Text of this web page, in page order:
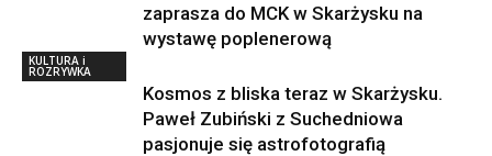
zaprasza do MCK w Skarżysku na
wystawę poplenerową
KULTURA i
ROZRYWKA
Kosmos z bliska teraz w Skarżysku.
Paweł Zubiński z Suchedniowa
pasjonuje się astrofotografią